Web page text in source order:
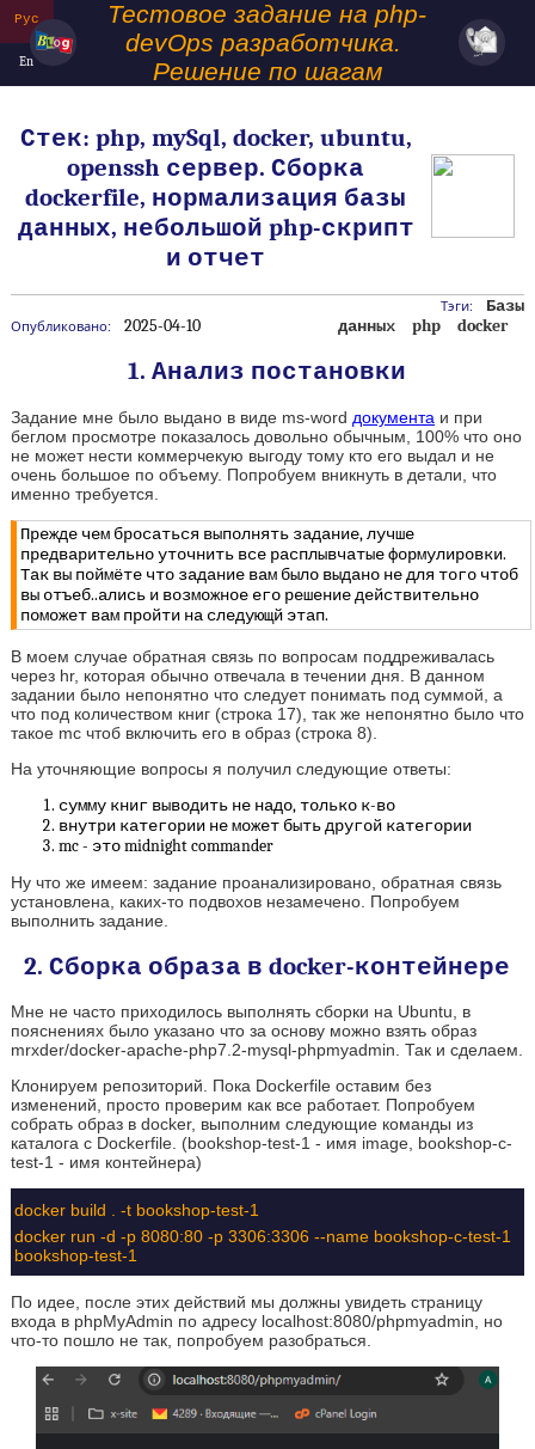
Рус
En
Тестовое задание на php-
devOps разработчика.
Решение по шагам
Стек: php, mySql, docker, ubuntu,
openssh сервер. Сборка
dockerfile, нормализация базы
данных, небольшой php-скрипт
и отчет
Опубликовано: 2025-04-10
Тэги:
Базы
данных
php docker
1. Анализ постановки
Задание мне было выдано в виде ms-word документа и при
беглом просмотре показалось довольно обычным, 100% что оно
не может нести коммерчекую выгоду тому кто его выдал и не
очень большое по объему. Попробуем вникнуть в детали, что
именно требуется.
Прежде чем бросаться выполнять задание, лучше
предварительно уточнить все расплывчатые формулировки.
Так вы поймёте что задание вам было выдано не для того чтоб
вы отъеб..ались и возможное его решение действительно
поможет вам пройти на следующй этап.
В моем случае обратная связь по вопросам поддреживалась
через hr, которая обычно отвечала в течении дня. В данном
задании было непонятно что следует понимать под суммой, а
что под количеством книг (строка 17), так же непонятно было что
такое mc чтоб включить его в образ (строка 8).
На уточняющие вопросы я получил следующие ответы:
сумму книг выводить не надо, только к-во
внутри категории не может быть другой категории
mc - это midnight commander
Ну что же имеем: задание проанализировано, обратная связь
установлена, каких-то подвохов незамечено. Попробуем
выполнить задание.
2. Сборка образа в docker-контейнере
Мне не часто приходилось выполнять сборки на Ubuntu, в
пояснениях было указано что за основу можно взять образ
mrxder/docker-apache-php7.2-mysql-phpmyadmin. Так и сделаем.
Клонируем репозиторий. Пока Dockerfile оставим без
изменений, просто проверим как все работает. Попробуем
собрать образ в docker, выполним следующие команды из
каталога с Dockerfile. (bookshop-test-1 - имя image, bookshop-c-
test-1 - имя контейнера)
docker build . -t bookshop-test-1
docker run -d -p 8080:80 -p 3306:3306 --name bookshop-c-test-1
bookshop-test-1
По идее, после этих действий мы должны увидеть страницу
входа в phpMyAdmin по адресу localhost:8080/phpmyadmin, но
что-то пошло не так, попробуем разобраться.